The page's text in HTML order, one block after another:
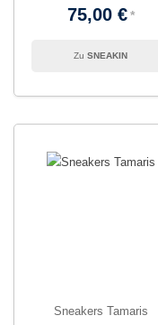
75,00 €
SNEAKIN
Sneakers Tamaris